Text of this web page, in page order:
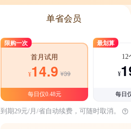
单省会员
限购一次
首月试用
¥14.9 ¥39
每日仅0.48元
最划算
12
¥
每日
到期29元/月/省自动续费，可随时取消。